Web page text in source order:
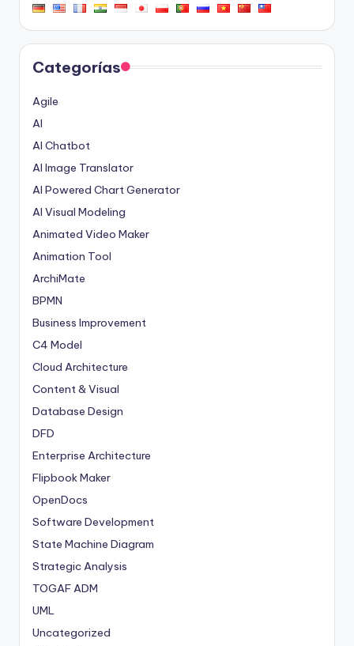
Categorías
Agile
AI
AI Chatbot
AI Image Translator
AI Powered Chart Generator
AI Visual Modeling
Animated Video Maker
Animation Tool
ArchiMate
BPMN
Business Improvement
C4 Model
Cloud Architecture
Content & Visual
Database Design
DFD
Enterprise Architecture
Flipbook Maker
OpenDocs
Software Development
State Machine Diagram
Strategic Analysis
TOGAF ADM
UML
Uncategorized